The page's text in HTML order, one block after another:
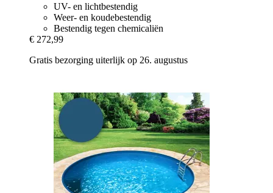
UV- en lichtbestendig
Weer- en koudebestendig
Bestendig tegen chemicaliën
€ 272,99
Gratis bezorging uiterlijk op 26. augustus